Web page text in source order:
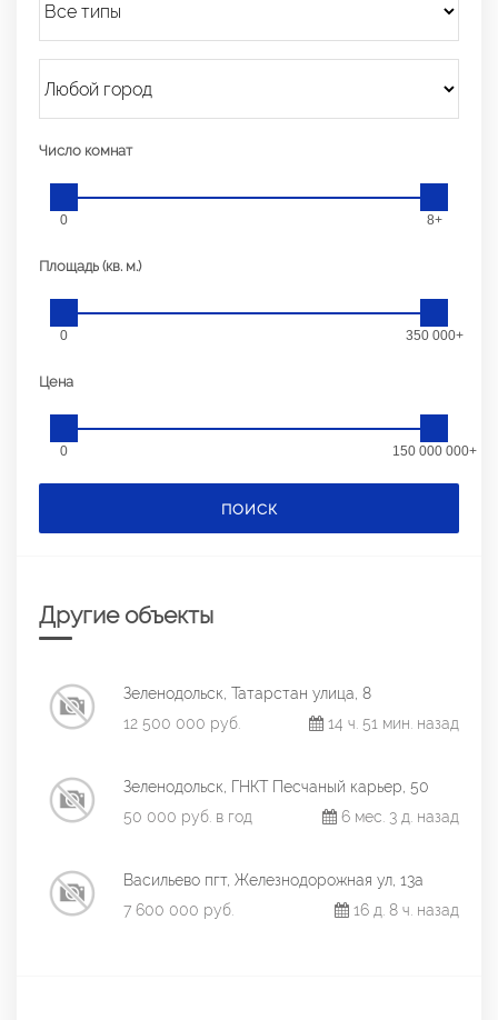
Число комнат
0 8+
Площадь (кв. м.)
0 350 000+
Цена
0 150 000 000+
ПОИСК
Другие объекты
Зеленодольск, Татарстан улица, 8
12 500 000 руб.
14 ч. 51 мин. назад
Зеленодольск, ГНКТ Песчаный карьер, 50
50 000 руб. в год
6 мес. 3 д. назад
Васильево пгт, Железнодорожная ул, 13а
7 600 000 руб.
16 д. 8 ч. назад